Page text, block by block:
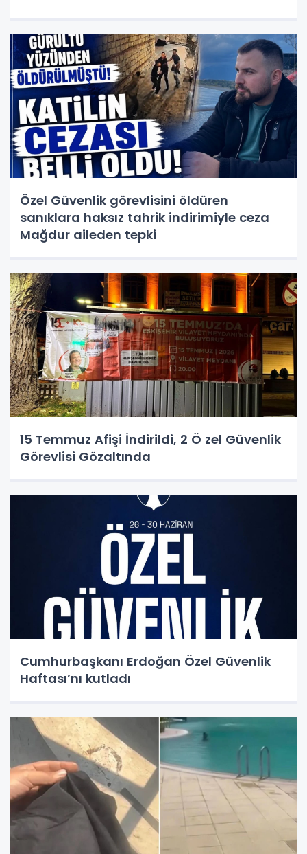
Özel Güvenlik görevlisini öldüren
sanıklara haksız tahrik indirimiyle ceza
Mağdur aileden tepki
15 Temmuz Afişi İndirildi, 2 Ö zel Güvenlik
Görevlisi Gözaltında
Cumhurbaşkanı Erdoğan Özel Güvenlik
Haftası’nı kutladı